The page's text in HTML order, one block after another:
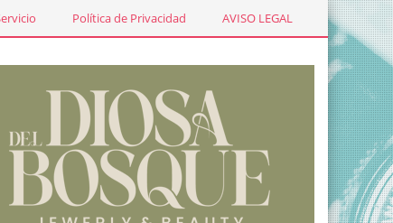
Política de Privacidad AVISO LEGAL